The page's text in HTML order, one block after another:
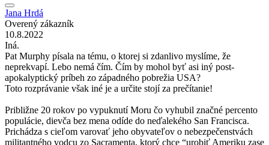
Jana Hrdá
Overený zákazník
10.8.2022
Iná.
Pat Murphy písala na tému, o ktorej si zdanlivo myslíme, že
neprekvapí. Lebo nemá čím. Čím by mohol byť asi iný post-
apokalyptický príbeh zo západného pobrežia USA?
Toto rozprávanie však iné je a určite stojí za prečítanie!
Približne 20 rokov po vypuknutí Moru čo vyhubil značné percento
populácie, dievča bez mena odíde do neďalekého San Francisca.
Prichádza s cieľom varovať jeho obyvateľov o nebezpečenstvách
militantného vodcu zo Sacramenta, ktorý chce “urobiť Ameriku zase